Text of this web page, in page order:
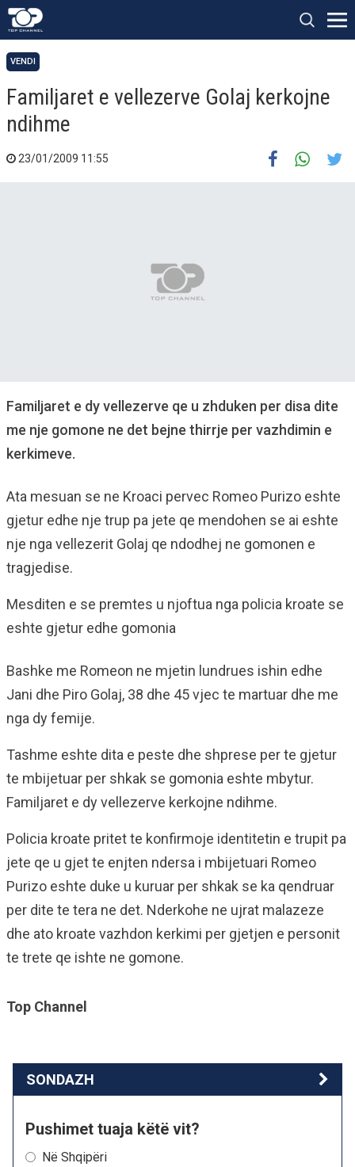
VENDI
Familjaret e vellezerve Golaj kerkojne
ndihme
23/01/2009 11:55
Familjaret e dy vellezerve qe u zhduken per disa dite
me nje gomone ne det bejne thirrje per vazhdimin e
kerkimeve.
Ata mesuan se ne Kroaci pervec Romeo Purizo eshte
gjetur edhe nje trup pa jete qe mendohen se ai eshte
nje nga vellezerit Golaj qe ndodhej ne gomonen e
tragjedise.
Mesditen e se premtes u njoftua nga policia kroate se
eshte gjetur edhe gomonia
Bashke me Romeon ne mjetin lundrues ishin edhe
Jani dhe Piro Golaj, 38 dhe 45 vjec te martuar dhe me
nga dy femije.
Tashme eshte dita e peste dhe shprese per te gjetur
te mbijetuar per shkak se gomonia eshte mbytur.
Familjaret e dy vellezerve kerkojne ndihme.
Policia kroate pritet te konfirmoje identitetin e trupit pa
jete qe u gjet te enjten ndersa i mbijetuari Romeo
Purizo eshte duke u kuruar per shkak se ka qendruar
per dite te tera ne det. Nderkohe ne ujrat malazeze
dhe ato kroate vazhdon kerkimi per gjetjen e personit
te trete qe ishte ne gomone.
Top Channel
SONDAZH
Pushimet tuaja këtë vit?
Në Shqipëri